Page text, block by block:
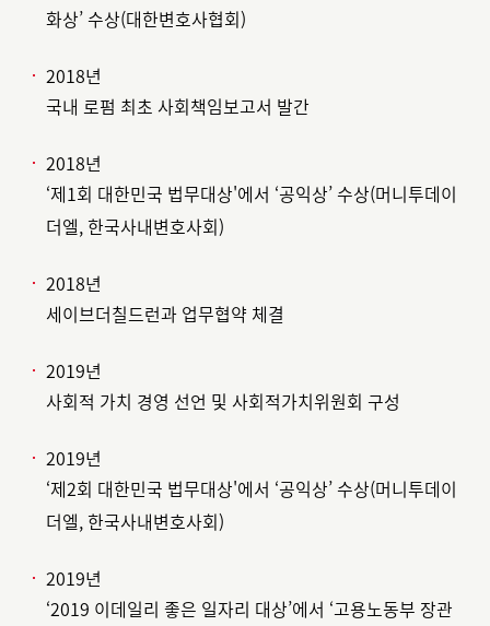
화상’ 수상(대한변호사협회)
2018년
국내 로펌 최초 사회책임보고서 발간
2018년
‘제1회 대한민국 법무대상'에서 ‘공익상’ 수상(머니투데이
더엘, 한국사내변호사회)
2018년
세이브더칠드런과 업무협약 체결
2019년
사회적 가치 경영 선언 및 사회적가치위원회 구성
2019년
‘제2회 대한민국 법무대상'에서 ‘공익상’ 수상(머니투데이
더엘, 한국사내변호사회)
2019년
‘2019 이데일리 좋은 일자리 대상’에서 ‘고용노동부 장관